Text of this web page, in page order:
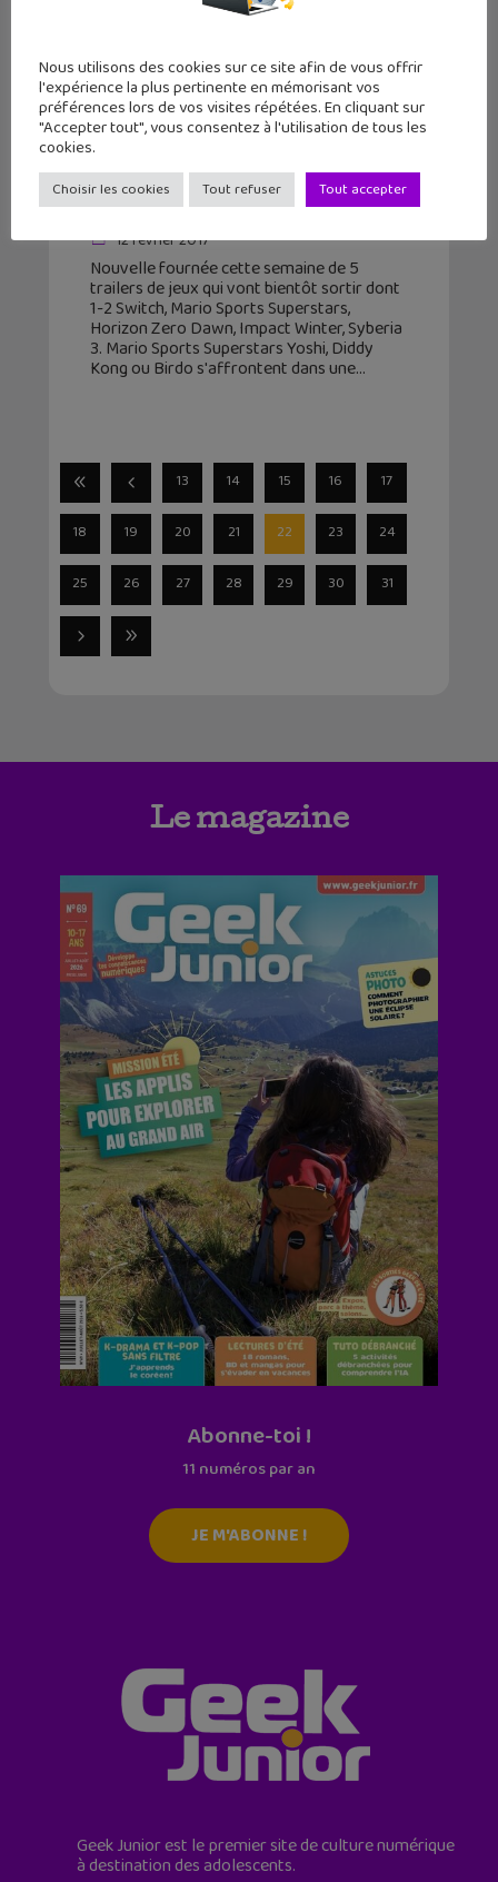
Les trailers jeux vidéo de la semaine
#8 : 1-2 Switch, Mario Sports
Superstars…
12 février 2017
Nouvelle fournée cette semaine de 5
trailers de jeux qui vont bientôt sortir dont
1-2 Switch, Mario Sports Superstars,
Horizon Zero Dawn, Impact Winter, Syberia
3. Mario Sports Superstars Yoshi, Diddy
Kong ou Birdo s'affrontent dans une
13 14 15 16 17
18 19 20 21 22 23 24
25 26 27 28 29 30 31
Le magazine
Abonne-toi !
11 numéros par an
JE M'ABONNE !
Geek Junior est le premier site de culture numérique
à destination des adolescents.
Nous utilisons des cookies sur ce site afin de vous offrir
l'expérience la plus pertinente en mémorisant vos
préférences lors de vos visites répétées. En cliquant sur
"Accepter tout", vous consentez à l'utilisation de tous les
cookies.
Choisir les cookies Tout refuser Tout accepter